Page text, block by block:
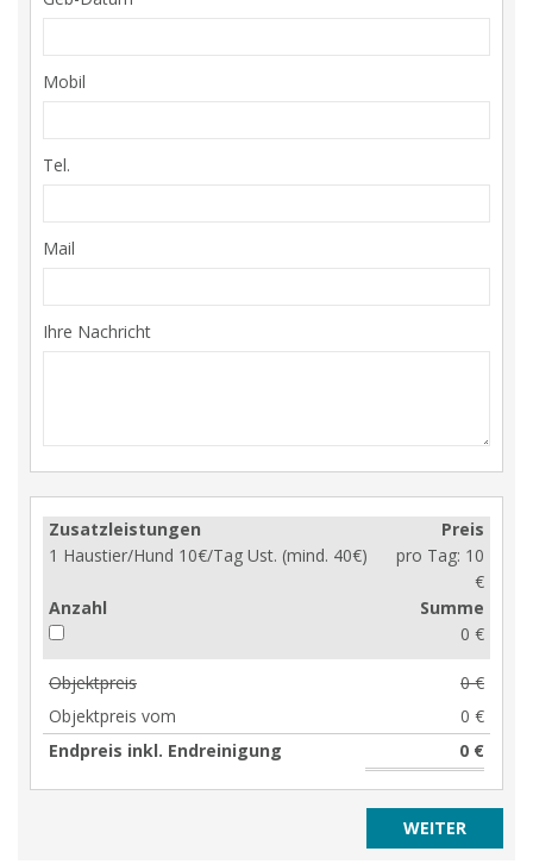
Mobil
Tel.
Mail
Ihre Nachricht
Zusatzleistungen
1 Haustier/Hund 10€/Tag Ust. (mind. 40€)
Preis
pro Tag: 10
€
Anzahl
Summe
0 €
Objektpreis
0 €
Objektpreis vom
0 €
Endpreis inkl. Endreinigung
0 €